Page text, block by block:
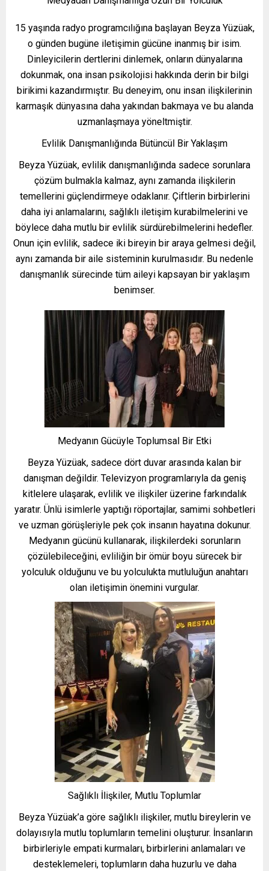
15 yaşında radyo programcılığına başlayan Beyza Yüzüak,
o günden bugüne iletişimin gücüne inanmış bir isim.
Dinleyicilerin dertlerini dinlemek, onların dünyalarına
dokunmak, ona insan psikolojisi hakkında derin bir bilgi
birikimi kazandırmıştır. Bu deneyim, onu insan ilişkilerinin
karmaşık dünyasına daha yakından bakmaya ve bu alanda
uzmanlaşmaya yöneltmiştir.
Evlilik Danışmanlığında Bütüncül Bir Yaklaşım
Beyza Yüzüak, evlilik danışmanlığında sadece sorunlara
çözüm bulmakla kalmaz, aynı zamanda ilişkilerin
temellerini güçlendirmeye odaklanır. Çiftlerin birbirlerini
daha iyi anlamalarını, sağlıklı iletişim kurabilmelerini ve
böylece daha mutlu bir evlilik sürdürebilmelerini hedefler.
Onun için evlilik, sadece iki bireyin bir araya gelmesi değil,
aynı zamanda bir aile sisteminin kurulmasıdır. Bu nedenle
danışmanlık sürecinde tüm aileyi kapsayan bir yaklaşım
benimser.
Medyanın Gücüyle Toplumsal Bir Etki
Beyza Yüzüak, sadece dört duvar arasında kalan bir
danışman değildir. Televizyon programlarıyla da geniş
kitlelere ulaşarak, evlilik ve ilişkiler üzerine farkındalık
yaratır. Ünlü isimlerle yaptığı röportajlar, samimi sohbetleri
ve uzman görüşleriyle pek çok insanın hayatına dokunur.
Medyanın gücünü kullanarak, ilişkilerdeki sorunların
çözülebileceğini, evliliğin bir ömür boyu sürecek bir
yolculuk olduğunu ve bu yolculukta mutluluğun anahtarı
olan iletişimin önemini vurgular.
Sağlıklı İlişkiler, Mutlu Toplumlar
Beyza Yüzüak’a göre sağlıklı ilişkiler, mutlu bireylerin ve
dolayısıyla mutlu toplumların temelini oluşturur. İnsanların
birbirleriyle empati kurmaları, birbirlerini anlamaları ve
desteklemeleri, toplumların daha huzurlu ve daha